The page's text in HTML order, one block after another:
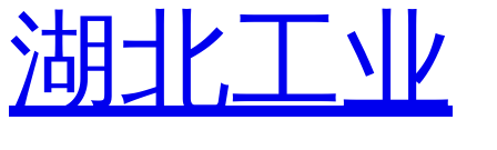
湖北工业